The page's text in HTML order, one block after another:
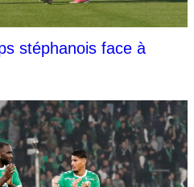
stéphanois face à